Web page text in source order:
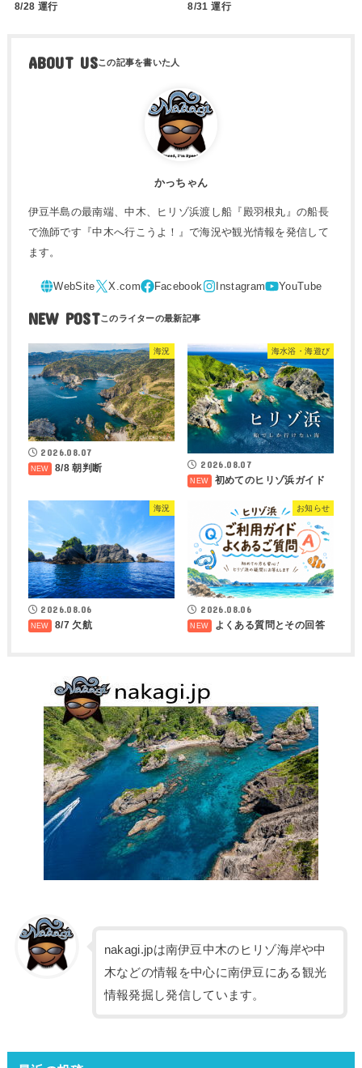
8/28 運行 8/31 運行
ABOUT US
かっちゃん
伊豆半島の最南端、中木、ヒリゾ浜渡し船『殿羽根丸』の船長
で漁師です『中木へ行こうよ！』で海況や観光情報を発信して
ます。
NEW POST
海況
2026.08.07
8/8 朝判断
海水浴・海遊び
2026.08.07
初めてのヒリゾ浜ガイド
海況
2026.08.06
8/7 欠航
お知らせ
2026.08.06
よくある質問とその回答
nakagi.jpは南伊豆中木のヒリゾ海岸や中
木などの情報を中心に南伊豆にある観光
情報発掘し発信しています。